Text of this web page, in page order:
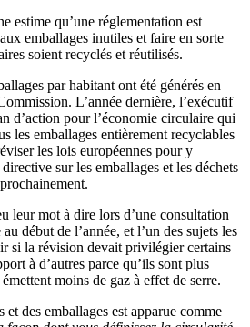
estime qu’une réglementation est
emballages inutiles et faire en sorte
soient recyclés et réutilisés.
par habitant ont été générés en
L’année dernière, l’exécutif
d’action pour l’économie circulaire qui
les emballages entièrement recyclables
les lois européennes pour y
sur les emballages et les déchets
leur mot à dire lors d’une consultation
début de l’année, et l’un des sujets les
si la révision devait privilégier certains
à d’autres parce qu’ils sont plus
moins de gaz à effet de serre.
des emballages est apparue comme